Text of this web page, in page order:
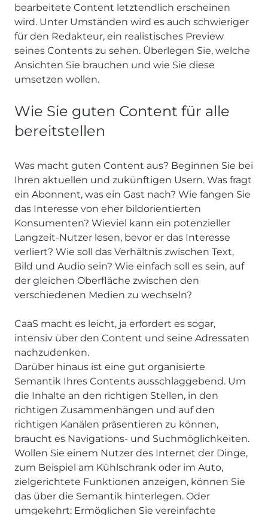
bearbeitete Content letztendlich erscheinen
wird. Unter Umständen wird es auch schwieriger
für den Redakteur, ein realistisches Preview
seines Contents zu sehen. Überlegen Sie, welche
Ansichten Sie brauchen und wie Sie diese
umsetzen wollen.
Wie Sie guten Content für alle
bereitstellen
Was macht guten Content aus? Beginnen Sie bei
Ihren aktuellen und zukünftigen Usern. Was fragt
ein Abonnent, was ein Gast nach? Wie fangen Sie
das Interesse von eher bildorientierten
Konsumenten? Wieviel kann ein potenzieller
Langzeit-Nutzer lesen, bevor er das Interesse
verliert? Wie soll das Verhältnis zwischen Text,
Bild und Audio sein? Wie einfach soll es sein, auf
der gleichen Oberfläche zwischen den
verschiedenen Medien zu wechseln?
CaaS macht es leicht, ja erfordert es sogar,
intensiv über den Content und seine Adressaten
nachzudenken.
Darüber hinaus ist eine gut organisierte
Semantik Ihres Contents ausschlaggebend. Um
die Inhalte an den richtigen Stellen, in den
richtigen Zusammenhängen und auf den
richtigen Kanälen präsentieren zu können,
braucht es Navigations- und Suchmöglichkeiten.
Wollen Sie einem Nutzer des Internet der Dinge,
zum Beispiel am Kühlschrank oder im Auto,
zielgerichtete Funktionen anzeigen, können Sie
das über die Semantik hinterlegen. Oder
umgekehrt: Ermöglichen Sie vereinfachte